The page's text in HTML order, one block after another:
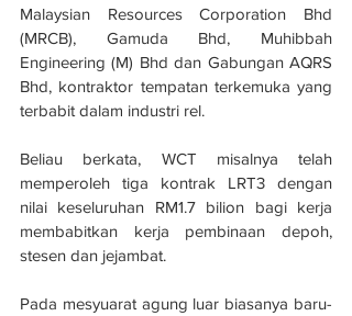
Malaysian Resources Corporation Bhd
(MRCB), Gamuda Bhd, Muhibbah
Engineering (M) Bhd dan Gabungan AQRS
Bhd, kontraktor tempatan terkemuka yang
terbabit dalam industri rel.
Beliau berkata, WCT misalnya telah
memperoleh tiga kontrak LRT3 dengan
nilai keseluruhan RM1.7 bilion bagi kerja
membabitkan kerja pembinaan depoh,
stesen dan jejambat.
Pada mesyuarat agung luar biasanya baru-